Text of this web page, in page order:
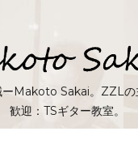
ーMakoto Sakai。
歓迎：TSギター教室。